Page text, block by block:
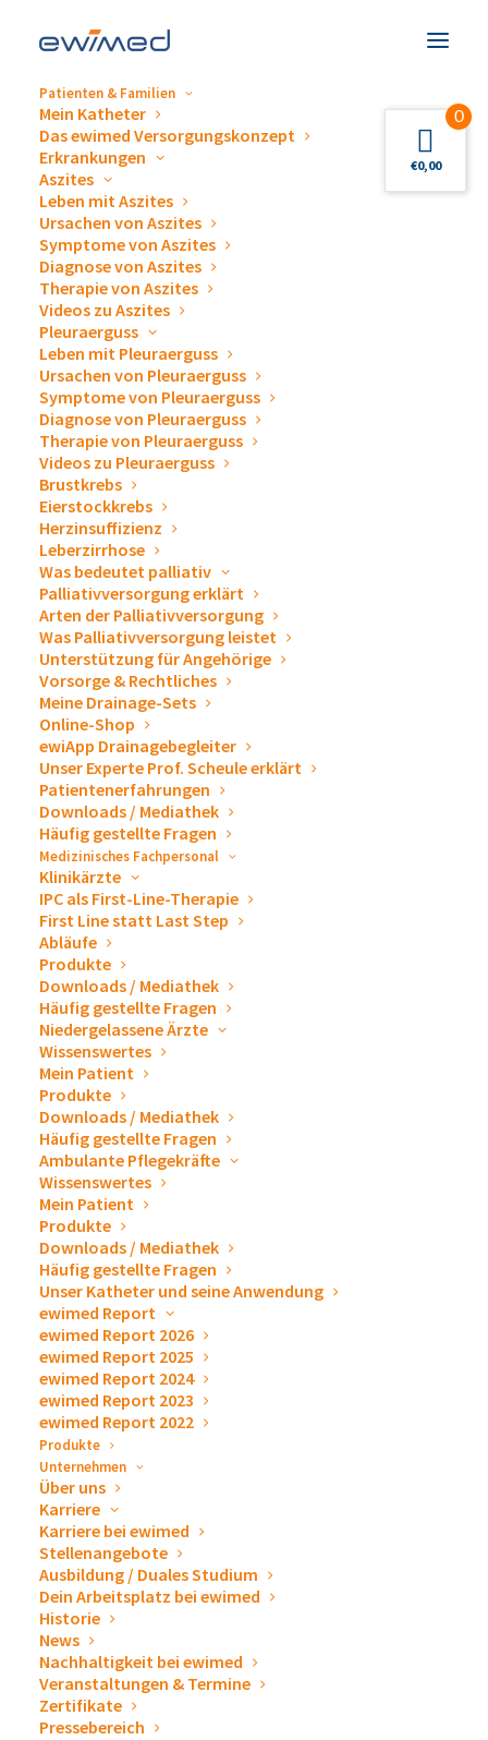
Patienten & Familien
Mein Katheter
Das ewimed Versorgungskonzept
Erkrankungen
Aszites
Leben mit Aszites
Ursachen von Aszites
Symptome von Aszites
Diagnose von Aszites
Therapie von Aszites
Videos zu Aszites
Pleuraerguss
Leben mit Pleuraerguss
Ursachen von Pleuraerguss
Symptome von Pleuraerguss
Diagnose von Pleuraerguss
Therapie von Pleuraerguss
Videos zu Pleuraerguss
Brustkrebs
Eierstockkrebs
Herzinsuffizienz
Leberzirrhose
Was bedeutet palliativ
Palliativversorgung erklärt
Arten der Palliativversorgung
Was Palliativversorgung leistet
Unterstützung für Angehörige
Vorsorge & Rechtliches
Meine Drainage-Sets
Online-Shop
ewiApp Drainagebegleiter
Unser Experte Prof. Scheule erklärt
Patientenerfahrungen
Downloads / Mediathek
Häufig gestellte Fragen
Medizinisches Fachpersonal
Klinikärzte
IPC als First-Line-Therapie
First Line statt Last Step
Abläufe
Produkte
Downloads / Mediathek
Häufig gestellte Fragen
Niedergelassene Ärzte
Wissenswertes
Mein Patient
Produkte
Downloads / Mediathek
Häufig gestellte Fragen
Ambulante Pflegekräfte
Wissenswertes
Mein Patient
Produkte
Downloads / Mediathek
Häufig gestellte Fragen
Unser Katheter und seine Anwendung
ewimed Report
ewimed Report 2026
ewimed Report 2025
ewimed Report 2024
ewimed Report 2023
ewimed Report 2022
Produkte
Unternehmen
Über uns
Karriere
Karriere bei ewimed
Stellenangebote
Ausbildung / Duales Studium
Dein Arbeitsplatz bei ewimed
Historie
News
Nachhaltigkeit bei ewimed
Veranstaltungen & Termine
Zertifikate
Pressebereich
Safe-T-Centesis™
Safe-T-Centesis™
Die Safe-T-Centesis™ ist ein Punktions- und Drainage-
System mit der Veress™-Technologie. Sie gewährt eine
erhöhte Flexibilität und Sicherheit für den Patienten
und den Arzt. Das Risiko einer unerwünschten
Perforation wird minimiert.
Produktinformation
Safe-T-Centesis™, 6 Fr
Art. Nr.
PIG1260K
Größe
6 Fr
Mindestabnahme
1 VE = 10 Stück, steril
Safe-T-Centesis™, 8 Fr
Art. Nr.
PIG1280K
Größe
8 Fr
Mindestabnahme
1 VE = 10 Stück, steril
0
€0,00